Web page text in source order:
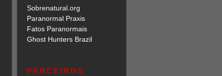
Sobrenatural.org
Paranormal Praxis
Fatos Paranormais
Ghost Hunters Brazil
PARCEIROS